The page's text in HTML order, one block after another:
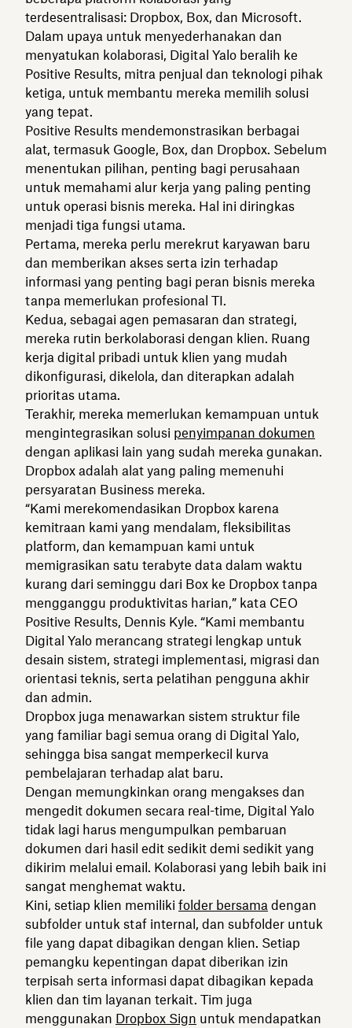
terdesentralisasi: Dropbox, Box, dan Microsoft.
Dalam upaya untuk menyederhanakan dan
menyatukan kolaborasi, Digital Yalo beralih ke
Positive Results, mitra penjual dan teknologi pihak
ketiga, untuk membantu mereka memilih solusi
yang tepat.
Positive Results mendemonstrasikan berbagai
alat, termasuk Google, Box, dan Dropbox. Sebelum
menentukan pilihan, penting bagi perusahaan
untuk memahami alur kerja yang paling penting
untuk operasi bisnis mereka. Hal ini diringkas
menjadi tiga fungsi utama.
Pertama, mereka perlu merekrut karyawan baru
dan memberikan akses serta izin terhadap
informasi yang penting bagi peran bisnis mereka
tanpa memerlukan profesional TI.
Kedua, sebagai agen pemasaran dan strategi,
mereka rutin berkolaborasi dengan klien. Ruang
kerja digital pribadi untuk klien yang mudah
dikonfigurasi, dikelola, dan diterapkan adalah
prioritas utama.
Terakhir, mereka memerlukan kemampuan untuk
mengintegrasikan solusi penyimpanan dokumen
dengan aplikasi lain yang sudah mereka gunakan.
Dropbox adalah alat yang paling memenuhi
persyaratan Business mereka.
“Kami merekomendasikan Dropbox karena
kemitraan kami yang mendalam, fleksibilitas
platform, dan kemampuan kami untuk
memigrasikan satu terabyte data dalam waktu
kurang dari seminggu dari Box ke Dropbox tanpa
mengganggu produktivitas harian,” kata CEO
Positive Results, Dennis Kyle. “Kami membantu
Digital Yalo merancang strategi lengkap untuk
desain sistem, strategi implementasi, migrasi dan
orientasi teknis, serta pelatihan pengguna akhir
dan admin.
Dropbox juga menawarkan sistem struktur file
yang familiar bagi semua orang di Digital Yalo,
sehingga bisa sangat memperkecil kurva
pembelajaran terhadap alat baru.
Dengan memungkinkan orang mengakses dan
mengedit dokumen secara real-time, Digital Yalo
tidak lagi harus mengumpulkan pembaruan
dokumen dari hasil edit sedikit demi sedikit yang
dikirim melalui email. Kolaborasi yang lebih baik ini
sangat menghemat waktu.
Kini, setiap klien memiliki folder bersama dengan
subfolder untuk staf internal, dan subfolder untuk
file yang dapat dibagikan dengan klien. Setiap
pemangku kepentingan dapat diberikan izin
terpisah serta informasi dapat dibagikan kepada
klien dan tim layanan terkait. Tim juga
menggunakan Dropbox Sign untuk mendapatkan